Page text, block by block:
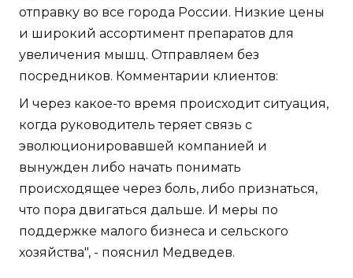
отправку во все города России. Низкие цены
и широкий ассортимент препаратов для
увеличения мышц. Отправляем без
посредников. Комментарии клиентов:
И через какое-то время происходит ситуация,
когда руководитель теряет связь с
эволюционировавшей компанией и
вынужден либо начать понимать
происходящее через боль, либо признаться,
что пора двигаться дальше. И меры по
поддержке малого бизнеса и сельского
хозяйства", - пояснил Медведев.